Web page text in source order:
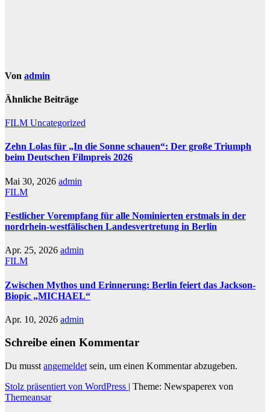
Von admin
Ähnliche Beiträge
FILM Uncategorized
Zehn Lolas für „In die Sonne schauen“: Der große Triumph
beim Deutschen Filmpreis 2026
Mai 30, 2026 admin
FILM
Festlicher Vorempfang für alle Nominierten erstmals in der
nordrhein-westfälischen Landesvertretung in Berlin
Apr. 25, 2026 admin
FILM
Zwischen Mythos und Erinnerung: Berlin feiert das Jackson-
Biopic „MICHAEL“
Apr. 10, 2026 admin
Schreibe einen Kommentar
Du musst angemeldet sein, um einen Kommentar abzugeben.
Stolz präsentiert von WordPress | Theme: Newspaperex von
Themeansar